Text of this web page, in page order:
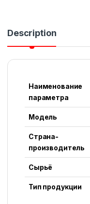
Description
Наименование
параметра
Модель
Страна-
производитель
Сырьё
Тип продукции